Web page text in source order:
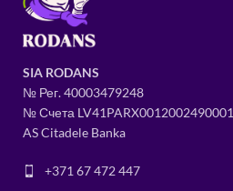
SIA RODANS
№ Рег.40003479248
№ Счета LV41PARX0012002490001
AS Citadele Banka
+371 67 472 447